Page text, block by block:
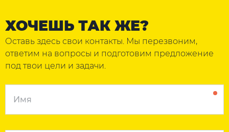
ХОЧЕШЬ ТАК ЖЕ?
Оставь здесь свои контакты. Мы перезвоним,
ответим на вопросы и подготовим предложение
под твои цели и задачи.